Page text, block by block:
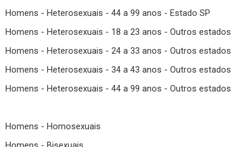
Homens - Heterosexuais - 44 a 99 anos - Estado SP
Homens - Heterosexuais - 18 a 23 anos - Outros estados
Homens - Heterosexuais - 24 a 33 anos - Outros estados
Homens - Heterosexuais - 34 a 43 anos - Outros estados
Homens - Heterosexuais - 44 a 99 anos - Outros estados
Homens - Homosexuais